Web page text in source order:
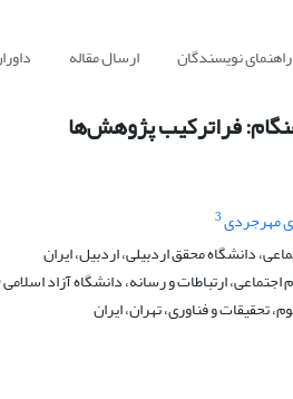
راهنمای نویسندگان ارسال مقاله
فراترکیب پژوهش‌ها
مهرجردی3
دانشگاه محقق اردبیلی، اردبیل، ایران
ارتباطات و رسانه، دانشگاه آزاد اسلامی
تحقیقات و فناوری، تهران، ایران